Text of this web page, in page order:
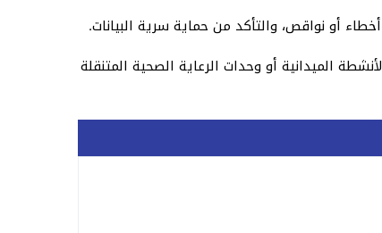
أو نواقص، والتأكد من حماية سرية البيانات.
الميدانية أو وحدات الرعاية الصحية المتنقلة